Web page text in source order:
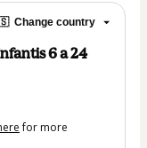
Change country
6 a 24
for more